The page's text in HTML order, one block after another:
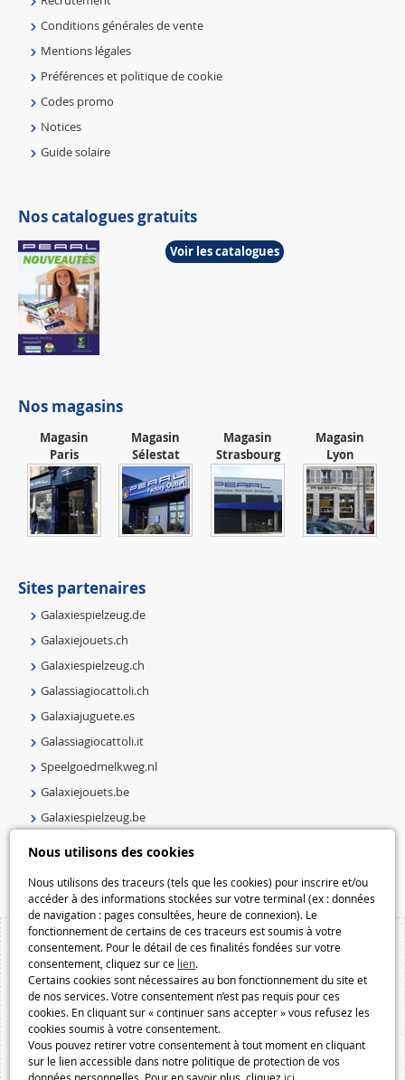
Nous utilisons des cookies
Nous utilisons des traceurs (tels que les cookies) pour inscrire et/ou
accéder à des informations stockées sur votre terminal (ex : données
de navigation : pages consultées, heure de connexion). Le
fonctionnement de certains de ces traceurs est soumis à votre
consentement. Pour le détail de ces finalités fondées sur votre
consentement, cliquez sur ce lien.
Certains cookies sont nécessaires au bon fonctionnement du site et
de nos services. Votre consentement n’est pas requis pour ces
cookies. En cliquant sur « continuer sans accepter » vous refusez les
cookies soumis à votre consentement.
Vous pouvez retirer votre consentement à tout moment en cliquant
sur le lien accessible dans notre politique de protection de vos
Conditions générales de vente
Mentions légales
Préférences et politique de cookie
Codes promo
Notices
Guide solaire
Nos catalogues gratuits
Voir les catalogues
Nos magasins
Magasin
Paris
Magasin
Sélestat
Magasin
Strasbourg
Magasin
Lyon
Sites partenaires
Galaxiespielzeug.de
Galaxiejouets.ch
Galaxiespielzeug.ch
Galassiagiocattoli.ch
Galaxiajuguete.es
Galassiagiocattoli.it
Speelgoedmelkweg.nl
Galaxiejouets.be
Galaxiespielzeug.be